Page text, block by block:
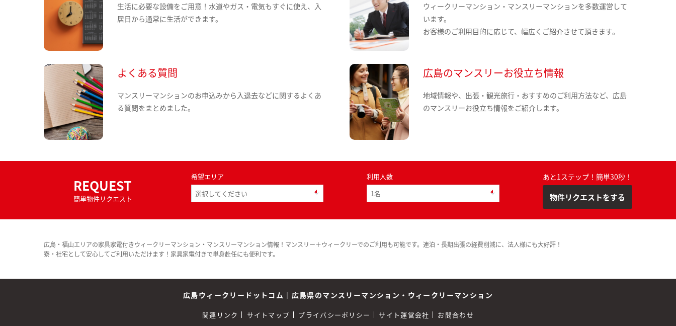
生活に必要な設備をご用意！水道やガス・電気もすぐに使え、入
居日から通常に生活ができます。
ウィークリーマンション・マンスリーマンションを多数運営して
います。
お客様のご利用目的に応じて、幅広くご紹介させて頂きます。
よくある質問
マンスリーマンションのお申込みから入退去などに関するよくあ
る質問をまとめました。
広島のマンスリーお役立ち情報
地域情報や、出張・観光旅行・おすすめのご利用方法など、広島
のマンスリーお役立ち情報をご紹介します。
REQUEST
簡単物件リクエスト
希望エリア 利用人数 あと1ステップ！簡単30秒！
物件リクエストをする
広島・福山エリアの家具家電付きウィークリーマンション・マンスリーマンション情報！マンスリー＋ウィークリーでのご利用も可能です。連泊・長期出張の経費削減に、法人様にも大好評！
寮・社宅として安心してご利用いただけます！家具家電付きで単身赴任にも便利です。
広島ウィークリードットコム ｜ 広島県のマンスリーマンション・ウィークリーマンション
関連リンク サイトマップ プライバシーポリシー サイト運営会社 お問合わせ